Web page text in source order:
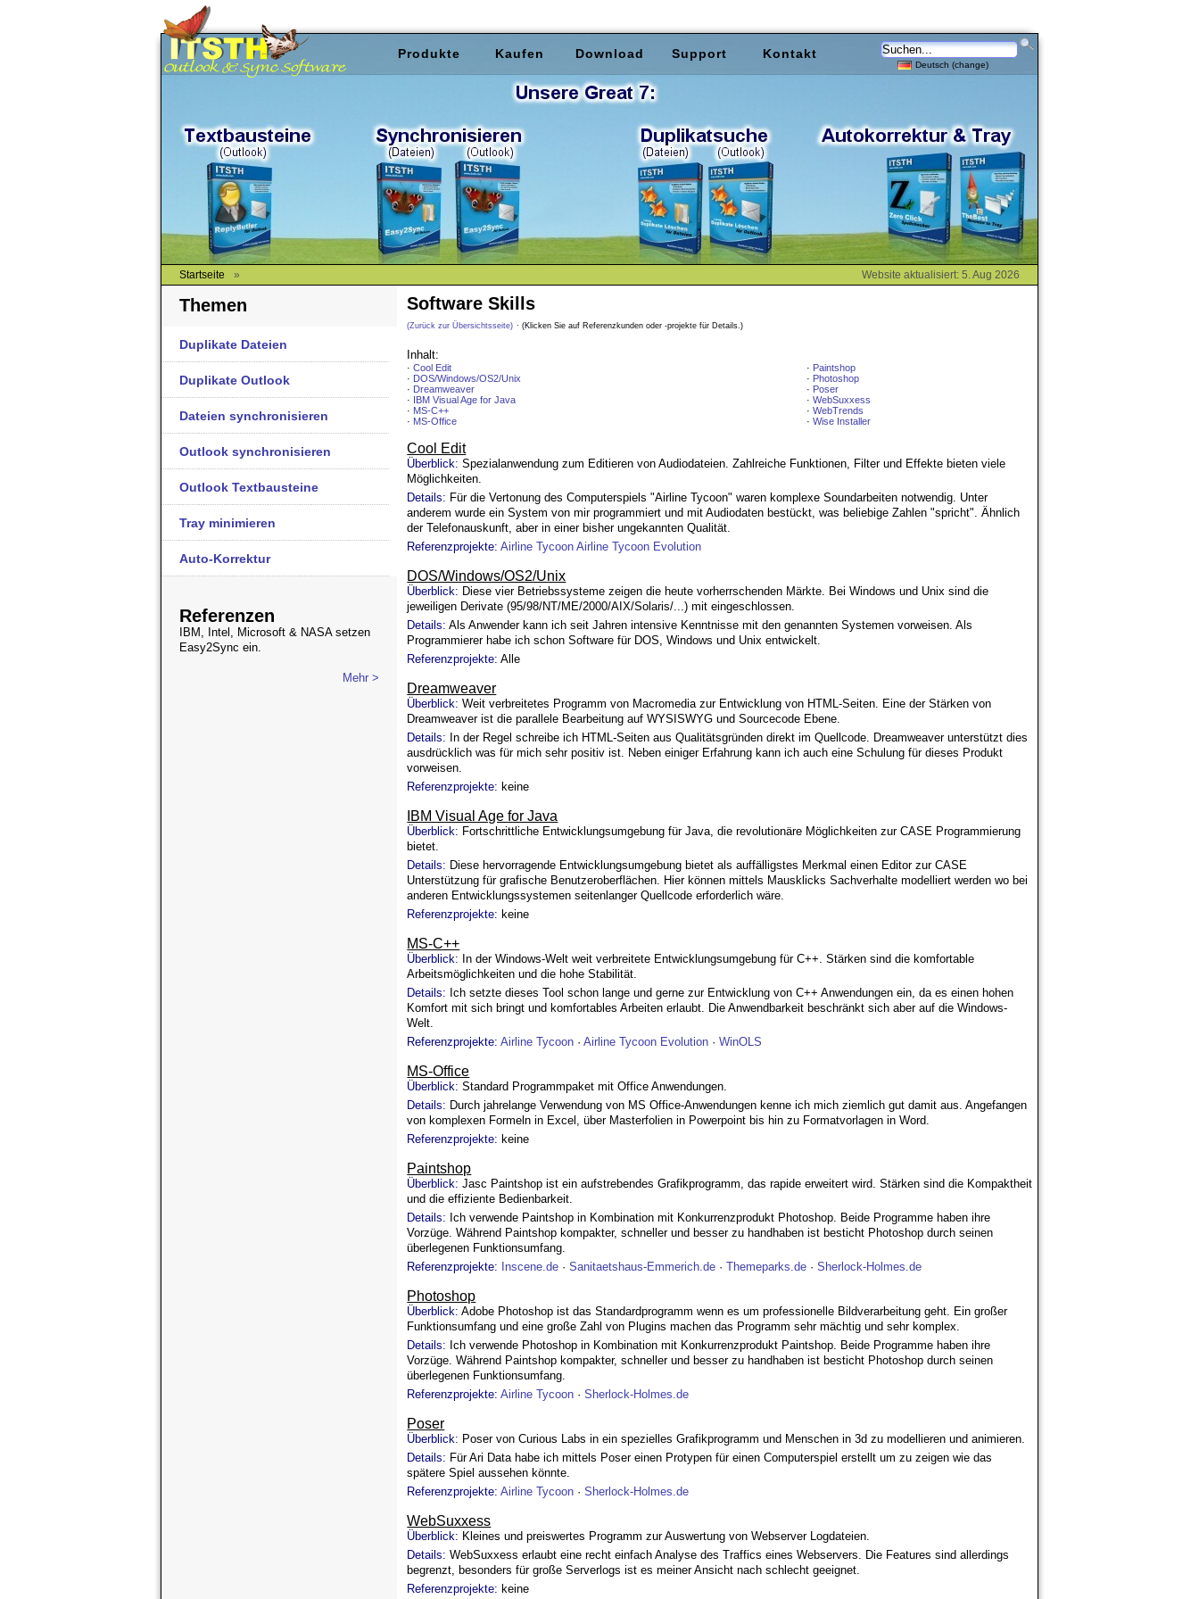
Startseite » Website aktualisiert: 5. Aug 2026
Themen
Duplikate Dateien
Duplikate Outlook
Dateien synchronisieren
Outlook synchronisieren
Outlook Textbausteine
Tray minimieren
Auto-Korrektur
Referenzen
IBM, Intel, Microsoft & NASA setzen
Easy2Sync ein.
Mehr >
Software Skills
(Zurück zur Übersichtsseite) · (Klicken Sie auf Referenzkunden oder -projekte für Details.)
Inhalt:
·Cool Edit
· DOS/Windows/OS2/Unix
· Dreamweaver
· IBM Visual Age for Java
· MS-C++
· MS-Office
· Paintshop
· Photoshop
· Poser
·WebSuxxess
·WebTrends
·Wise Installer
Cool Edit
Überblick: Spezialanwendung zum Editieren von Audiodateien. Zahlreiche Funktionen, Filter und Effekte bieten viele
Möglichkeiten.
Details: Für die Vertonung des Computerspiels "Airline Tycoon" waren komplexe Soundarbeiten notwendig. Unter
anderem wurde ein System von mir programmiert und mit Audiodaten bestückt, was beliebige Zahlen "spricht". Ähnlich
der Telefonauskunft, aber in einer bisher ungekannten Qualität.
Referenzprojekte: Airline Tycoon Airline Tycoon Evolution
DOS/Windows/OS2/Unix
Überblick: Diese vier Betriebssysteme zeigen die heute vorherrschenden Märkte. Bei Windows und Unix sind die
jeweiligen Derivate (95/98/NT/ME/2000/AIX/Solaris/...) mit eingeschlossen.
Details: Als Anwender kann ich seit Jahren intensive Kenntnisse mit den genannten Systemen vorweisen. Als
Programmierer habe ich schon Software für DOS, Windows und Unix entwickelt.
Referenzprojekte: Alle
Dreamweaver
Überblick: Weit verbreitetes Programm von Macromedia zur Entwicklung von HTML-Seiten. Eine der Stärken von
Dreamweaver ist die parallele Bearbeitung auf WYSISWYG und Sourcecode Ebene.
Details: In der Regel schreibe ich HTML-Seiten aus Qualitätsgründen direkt im Quellcode. Dreamweaver unterstützt dies
ausdrücklich was für mich sehr positiv ist. Neben einiger Erfahrung kann ich auch eine Schulung für dieses Produkt
vorweisen.
Referenzprojekte: keine
IBM Visual Age for Java
Überblick: Fortschrittliche Entwicklungsumgebung für Java, die revolutionäre Möglichkeiten zur CASE Programmierung
bietet.
Details: Diese hervorragende Entwicklungsumgebung bietet als auffälligstes Merkmal einen Editor zur CASE
Unterstützung für grafische Benutzeroberflächen. Hier können mittels Mausklicks Sachverhalte modelliert werden wo bei
anderen Entwicklungssystemen seitenlanger Quellcode erforderlich wäre.
Referenzprojekte: keine
MS-C++
Überblick: In der Windows-Welt weit verbreitete Entwicklungsumgebung für C++. Stärken sind die komfortable
Arbeitsmöglichkeiten und die hohe Stabilität.
Details: Ich setzte dieses Tool schon lange und gerne zur Entwicklung von C++ Anwendungen ein, da es einen hohen
Komfort mit sich bringt und komfortables Arbeiten erlaubt. Die Anwendbarkeit beschränkt sich aber auf die Windows-
Welt.
Referenzprojekte: Airline Tycoon ·Airline Tycoon Evolution ·WinOLS
MS-Office
Überblick: Standard Programmpaket mit Office Anwendungen.
Details: Durch jahrelange Verwendung von MS Office-Anwendungen kenne ich mich ziemlich gut damit aus. Angefangen
von komplexen Formeln in Excel, über Masterfolien in Powerpoint bis hin zu Formatvorlagen in Word.
Referenzprojekte: keine
Paintshop
Überblick: Jasc Paintshop ist ein aufstrebendes Grafikprogramm, das rapide erweitert wird. Stärken sind die Kompaktheit
und die effiziente Bedienbarkeit.
Details: Ich verwende Paintshop in Kombination mit Konkurrenzprodukt Photoshop. Beide Programme haben ihre
Vorzüge. Während Paintshop kompakter, schneller und besser zu handhaben ist besticht Photoshop durch seinen
überlegenen Funktionsumfang.
Referenzprojekte:
Inscene.de ·Sanitaetshaus-Emmerich.de ·Themeparks.de ·Sherlock-Holmes.de
Photoshop
Überblick: Adobe Photoshop ist das Standardprogramm wenn es um professionelle Bildverarbeitung geht. Ein großer
Funktionsumfang und eine große Zahl von Plugins machen das Programm sehr mächtig und sehr komplex.
Details: Ich verwende Photoshop in Kombination mit Konkurrenzprodukt Paintshop. Beide Programme haben ihre
Vorzüge. Während Paintshop kompakter, schneller und besser zu handhaben ist besticht Photoshop durch seinen
überlegenen Funktionsumfang.
Referenzprojekte: Airline Tycoon ·Sherlock-Holmes.de
Poser
Überblick: Poser von Curious Labs in ein spezielles Grafikprogramm und Menschen in 3d zu modellieren und animieren.
Details: Für Ari Data habe ich mittels Poser einen Protypen für einen Computerspiel erstellt um zu zeigen wie das
spätere Spiel aussehen könnte.
Referenzprojekte: Airline Tycoon ·Sherlock-Holmes.de
WebSuxxess
Überblick: Kleines und preiswertes Programm zur Auswertung von Webserver Logdateien.
Details: WebSuxxess erlaubt eine recht einfach Analyse des Traffics eines Webservers. Die Features sind allerdings
begrenzt, besonders für große Serverlogs ist es meiner Ansicht nach schlecht geeignet.
Referenzprojekte: keine
Produkte Kaufen Download Support Kontakt
Deutsch (change)